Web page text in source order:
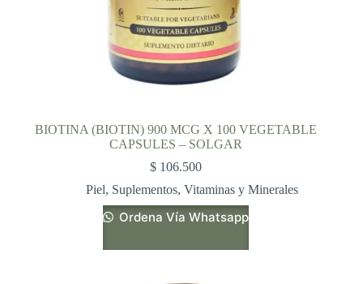
BIOTINA (BIOTIN) 900 MCG X 100 VEGETABLE
CAPSULES – SOLGAR
$ 106.500
Piel, Suplementos,Vitaminas y Minerales
Ordena Vía Whatsapp